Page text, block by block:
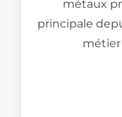
métaux
principale
métier